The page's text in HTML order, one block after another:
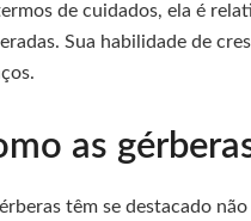
de cuidados, ela é
Sua habilidade de
as
têm se destacado